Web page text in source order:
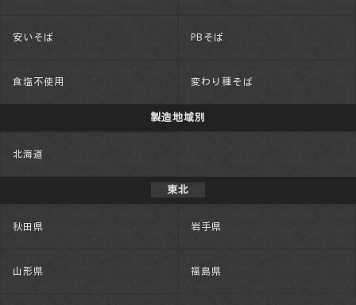
安いそば PBそば
食塩不使用 変わり種そば
製造地域別
北海道
東北
秋田県 岩手県
山形県 福島県